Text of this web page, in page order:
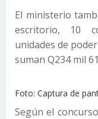
El ministerio
escritorio, 10
unidades de
suman Q234 mil
Foto: Captura de
Según el